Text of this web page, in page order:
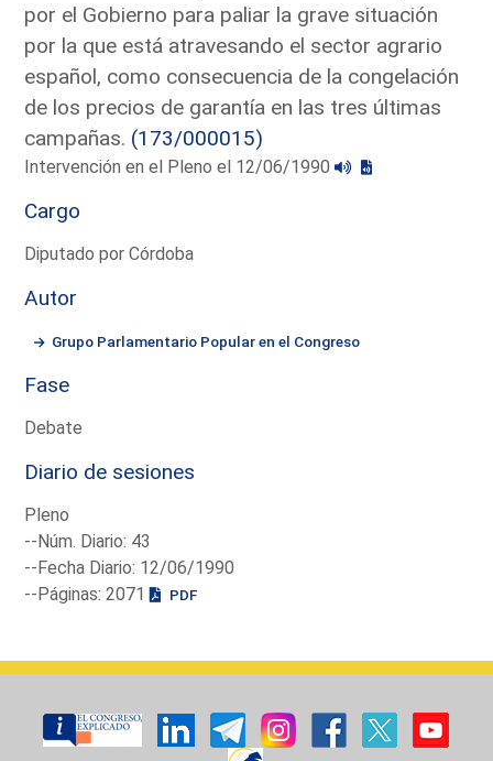
por el Gobierno para paliar la grave situación
por la que está atravesando el sector agrario
español, como consecuencia de la congelación
de los precios de garantía en las tres últimas
campañas. (173/000015)
Intervención en el Pleno el 12/06/1990
Cargo
Diputado por Córdoba
Autor
Grupo Parlamentario Popular en el Congreso
Fase
Debate
Diario de sesiones
Pleno
--Núm. Diario: 43
--Fecha Diario: 12/06/1990
--Páginas: 2071
PDF